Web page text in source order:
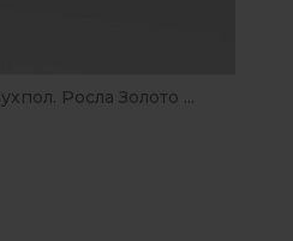
Росла Золото ...